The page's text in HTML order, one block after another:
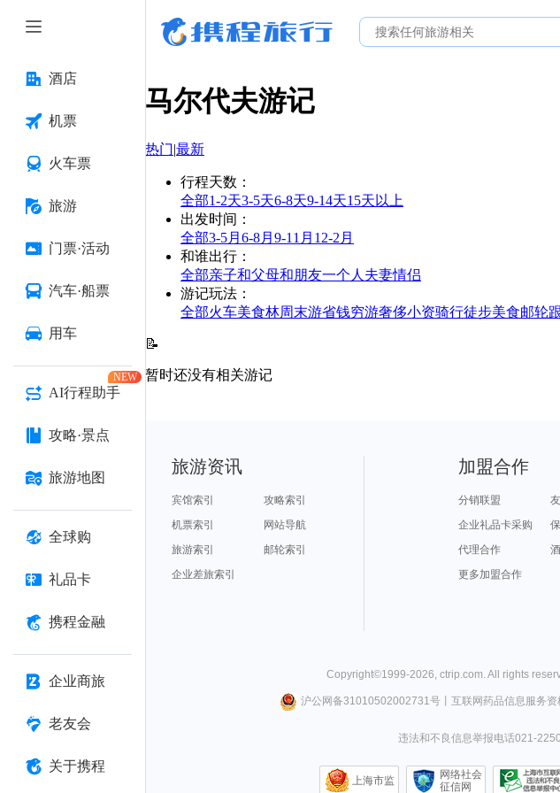
酒店
机票
火车票
旅游
门票·活动
汽车·船票
用车
AI行程助手
NEW
攻略·景点
旅游地图
全球购
礼品卡
携程金融
企业商旅
老友会
关于携程
马尔代夫游记
热门|最新
行程天数 ：
全部1-2天3-5天6-8天9-14天15天以上
出发时间 ：
全部3-5月 6-8月 9-11月 12-2月
和谁出行 ：
全部亲子和父母和朋友一个人 夫妻情侣
游记玩法 ：
全部火车美食林周末游省钱穷游奢侈小资骑行徒步美食邮轮
📝
暂时还没有相关游记
旅游资讯
宾馆索引
攻略索引
机票索引
网站导航
旅游索引
邮轮索引
企业差旅索引
加盟合作
分销联盟
企业礼品卡采购
代理合作
更多加盟合作
Copyright©1999-2026, ctrip.com. All rights
沪公网备31010502002731号丨 互联网药品信息服务资
违法和不良信息举报电话021-
上海市监
网络社会
征信网